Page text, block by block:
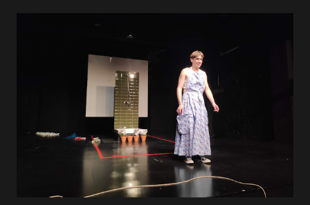
costumista, que el fa molt proper, tant pels personatges
text de Sarah Berthiaume és exquisit, amb alguns girs bojos
memorables... Això no obstant, seria injust destacar-lo
únicament quan tota la resta de l'obra rutlla amb precisió
suïssa: interpretacions brillants (i plenes de dificultats, val a
dir) que fan que et creguis personatges amb els quals
difícilment podries establir empatia de ...